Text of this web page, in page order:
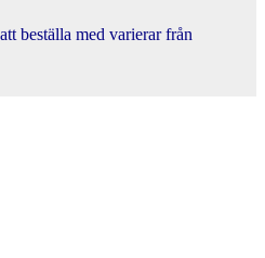
beställa med varierar från